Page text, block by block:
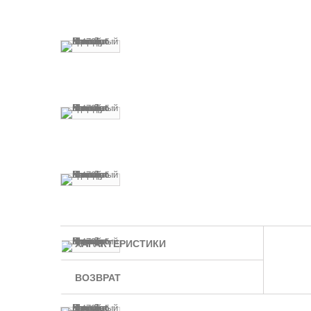
ХАРАКТЕРИСТИКИ
ВОЗВРАТ